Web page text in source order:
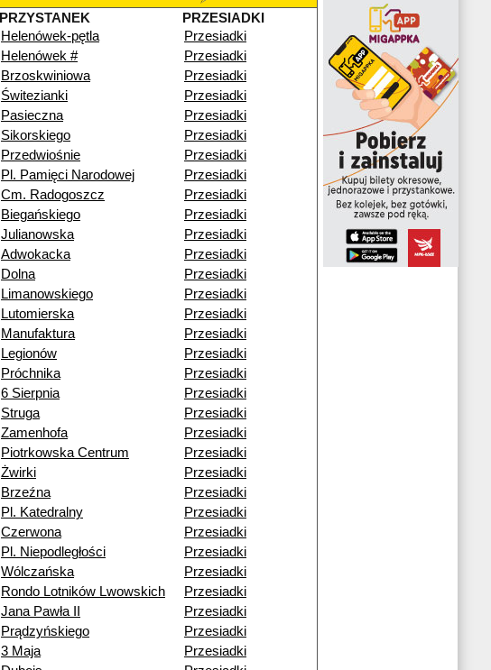
PRZYSTANEK
PRZESIADKI
Helenówek-pętla
Przesiadki
Helenówek #
Przesiadki
Brzoskwiniowa
Przesiadki
Świtezianki
Przesiadki
Pasieczna
Przesiadki
Sikorskiego
Przesiadki
Przedwiośnie
Przesiadki
Pl. Pamięci Narodowej
Przesiadki
Cm. Radogoszcz
Przesiadki
Biegańskiego
Przesiadki
Julianowska
Przesiadki
Adwokacka
Przesiadki
Dolna
Przesiadki
Limanowskiego
Przesiadki
Lutomierska
Przesiadki
Manufaktura
Przesiadki
Legionów
Przesiadki
Próchnika
Przesiadki
6 Sierpnia
Przesiadki
Struga
Przesiadki
Zamenhofa
Przesiadki
Piotrkowska Centrum
Przesiadki
Żwirki
Przesiadki
Brzeźna
Przesiadki
Pl. Katedralny
Przesiadki
Czerwona
Przesiadki
Pl. Niepodległości
Przesiadki
Wólczańska
Przesiadki
Rondo Lotników Lwowskich
Przesiadki
Jana Pawła II
Przesiadki
Prądzyńskiego
Przesiadki
3 Maja
Przesiadki